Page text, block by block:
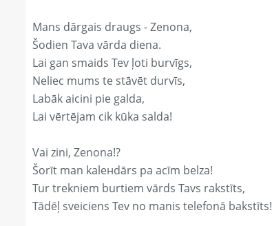
Mans dārgais draugs - Zenona,
Šodien Tava vārda diena.
Lai gan smaids Tev ļoti burvīgs,
Neliec mums te stāvēt durvīs,
Labāk aicini pie galda,
Lai vērtējam cik kūka salda!
Vai zini, Zenona!?
Šorīt man kaleнdārs pa acīm belza!
Tur trekniem burtiem vārds Tavs rakstīts,
Tādēļ sveiciens Tev no manis telefonā bakstīts!